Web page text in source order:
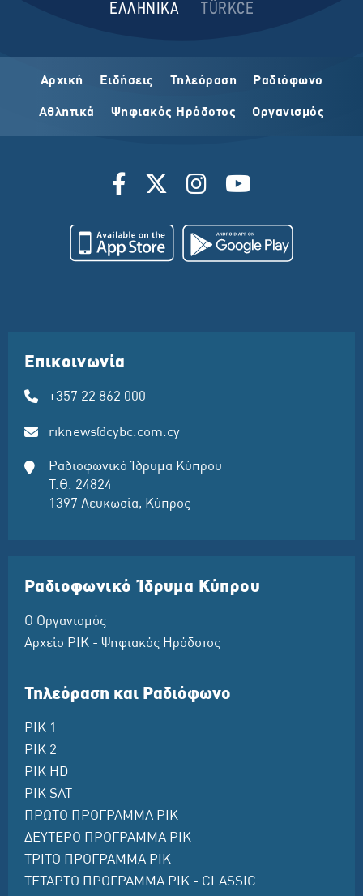
ΕΛΛΗΝΙΚΑ TÜRKCE
Αρχική Ειδήσεις Τηλεόραση Ραδιόφωνο
Αθλητικά Ψηφιακός Ηρόδοτος Οργανισμός
Επικοινωνία
+357 22 862 000
riknews@cybc.com.cy
Ραδιοφωνικό Ίδρυμα Κύπρου
Τ.Θ. 24824
1397 Λευκωσία, Κύπρος
Ραδιοφωνικό Ίδρυμα Κύπρου
Ο Οργανισμός
Αρχείο ΡΙΚ - Ψηφιακός Ηρόδοτος
Τηλεόραση και Ραδιόφωνο
ΡΙΚ 1
ΡΙΚ 2
ΡΙΚ HD
ΡΙΚ SAT
ΠΡΩΤΟ ΠΡΟΓΡΑΜΜΑ ΡΙΚ
ΔΕΥΤΕΡΟ ΠΡΟΓΡΑΜΜΑ ΡΙΚ
ΤΡΙΤΟ ΠΡΟΓΡΑΜΜΑ ΡΙΚ
ΤΕΤΑΡΤΟ ΠΡΟΓΡΑΜΜΑ ΡΙΚ - CLASSIC